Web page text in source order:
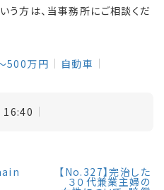
う方は、当事務所にご相談くだ
500万円 自動車
16:40
【No.327】完治した
３０代兼業主婦の